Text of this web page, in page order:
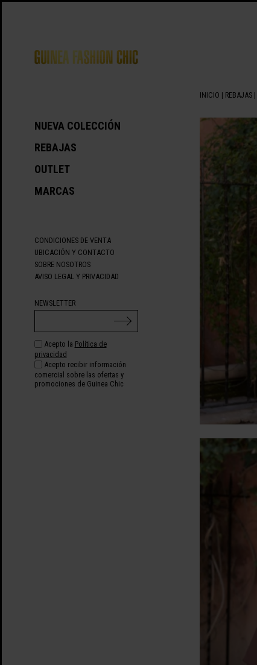
INICIO | REBAJAS|
NUEVA COLECCIÓN
REBAJAS
OUTLET
MARCAS
CONDICIONES DE VENTA
UBICACIÓN Y CONTACTO
SOBRE NOSOTROS
AVISO LEGAL Y PRIVACIDAD
NEWSLETTER
Acepto la Política de
privacidad
Acepto recibir información
comercial sobre las ofertas y
promociones de Guinea Chic